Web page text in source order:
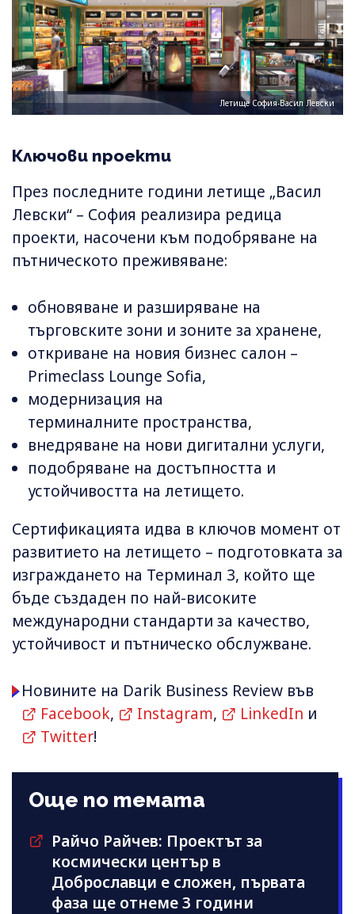
Летище София-Васил Левски
Ключови проекти
През последните години летище „Васил
Левски“ – София реализира редица
проекти, насочени към подобряване на
пътническото преживяване:
обновяване и разширяване на
търговските зони и зоните за хранене,
откриване на новия бизнес салон –
Primeclass Lounge Sofia,
модернизация на
терминалните пространства,
внедряване на нови дигитални услуги,
подобряване на достъпността и
устойчивостта на летището.
Сертификацията идва в ключов момент от
развитието на летището – подготовката за
изграждането на Терминал 3, който ще
бъде създаден по най-високите
международни стандарти за качество,
устойчивост и пътническо обслужване.
Новините на Darik Business Review във
Facebook, Instagram, LinkedIn и
Twitter!
Още по темата
Райчо Райчев: Проектът за
космически център в
Доброславци е сложен, първата
фаза ще отнеме 3 години